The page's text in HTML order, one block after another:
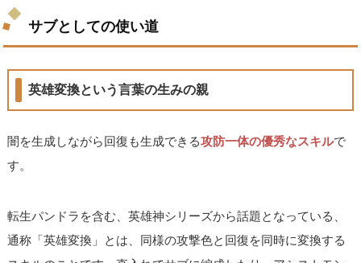
サブとしての使い道
英雄変換という言葉の生みの親
闇を生成しながら回復も生成できる攻防一体の優秀なスキルで
す。
転生パンドラを含む、英雄神シリーズから話題となっている、
通称「英雄変換」とは、同様の攻撃色と回復を同時に変換する